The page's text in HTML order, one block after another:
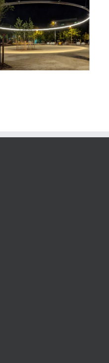
Parvis du Pont Neuf et de La
Samaritaine